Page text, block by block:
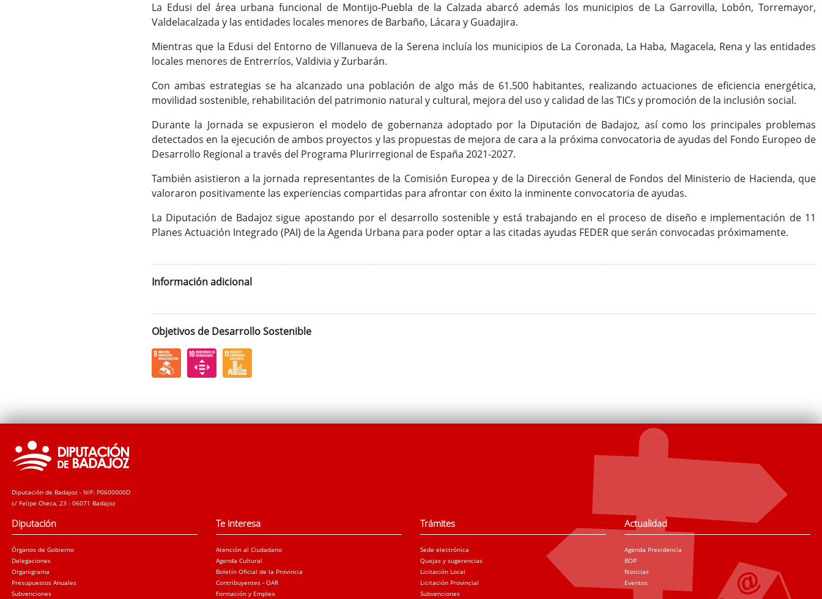
La Edusi del área urbana funcional de Montijo-Puebla de la Calzada abarcó además los municipios de La Garrovilla, Lobón, Torremayor,
Valdelacalzada y las entidades locales menores de Barbaño, Lácara y Guadajira.
Mientras que la Edusi del Entorno de Villanueva de la Serena incluía los municipios de La Coronada, La Haba, Magacela, Rena y las entidades
locales menores de Entrerríos, Valdivia y Zurbarán.
Con ambas estrategias se ha alcanzado una población de algo más de 61.500 habitantes, realizando actuaciones de eficiencia energética,
movilidad sostenible, rehabilitación del patrimonio natural y cultural, mejora del uso y calidad de las TICs y promoción de la inclusión social.
Durante la Jornada se expusieron el modelo de gobernanza adoptado por la Diputación de Badajoz, así como los principales problemas
detectados en la ejecución de ambos proyectos y las propuestas de mejora de cara a la próxima convocatoria de ayudas del Fondo Europeo de
Desarrollo Regional a través del Programa Plurirregional de España 2021-2027.
También asistieron a la jornada representantes de la Comisión Europea y de la Dirección General de Fondos del Ministerio de Hacienda, que
valoraron positivamente las experiencias compartidas para afrontar con éxito la inminente convocatoria de ayudas.
La Diputación de Badajoz sigue apostando por el desarrollo sostenible y está trabajando en el proceso de diseño e implementación de 11
Planes Actuación Integrado (PAI) de la Agenda Urbana para poder optar a las citadas ayudas FEDER que serán convocadas próximamente.
Información adicional
Objetivos de Desarrollo Sostenible
Diputación de Badajoz - NIF: P0600000D
c/ Felipe Checa, 23 - 06071 Badajoz
Diputación
Órganos de Gobierno
Delegaciones
Organigrama
Presupuestos Anuales
Subvenciones
Te interesa
Atención al Ciudadano
Agenda Cultural
Boletín Oficial de la Provincia
Contribuyentes - OAR
Formación y Empleo
Trámites
Sede electrónica
Quejas y sugerencias
Licitación Local
Licitación Provincial
Subvenciones
Actualidad
Agenda Presidencia
BOP
Noticias
Eventos